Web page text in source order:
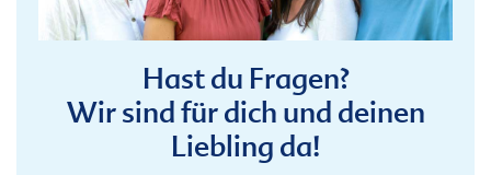
Hast du Fragen?
Wir sind für dich und deinen
Liebling da!